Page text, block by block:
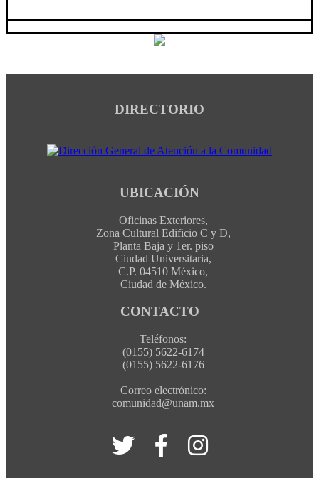
DIRECTORIO
UBICACIÓN
Oficinas Exteriores,
Zona Cultural Edificio C y D,
Planta Baja y 1er. piso
Ciudad Universitaria,
C.P. 04510 México,
Ciudad de México.
CONTACTO
Teléfonos:
(0155) 5622-6174
(0155) 5622-6176
Correo electrónico:
comunidad@unam.mx